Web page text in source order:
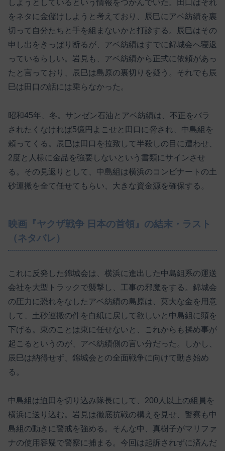
しようとしているという情報をつかんでいた。田口はそれ
をネタに金儲けしようと考えており、辰巳にアベ紡績を裏
切って自分たちと手を組まないかと打診する。辰巳はその
申し出をきっぱり断るが、アベ紡績はすでに錦城会へ寝返
っているらしい。岩見も、アベ紡績から正式に依頼があっ
たと言っており、辰巳は島原の裏切りを疑う。それでも辰
巳は田口の話には乗らなかった。
昭和45年、冬。サンゼン石油とアベ紡績は、不正をバラ
されたくなければ5億円よこせと田口に脅され、中島組を
頼ってくる。辰巳は田口を拉致して半殺しの目に遭わせ、
2度と人様に金品を強要しないという書類にサインさせ
る。その見返りとして、中島組は横浜のコンビナートの土
砂運搬を全て任せてもらい、大きな資金源を確保する。
映画『ヤクザ戦争 日本の首領』の結末・ラスト
（ネタバレ）
これに反発した錦城会は、横浜に進出した中島組系の運送
会社を大型トラックで襲撃し、工事の邪魔をする。錦城会
の圧力に恐れをなしたアベ紡績の島原は、莫大な金を用意
して、土砂運搬の件を白紙に戻して欲しいと中島組に頭を
下げる。東のことは東に任せないと、これからも揉め事が
起こるというのが、アベ紡績側の言い分だった。しかし、
辰巳は納得せず、錦城会との全面戦争に向けて動き始め
る。
中島組は迫田を切り込み隊長にして、200人以上の組員を
横浜に送り込む。岩見は徹底抗戦の構えを見せ、警察も中
島組の動きに警戒を強める。そんな中、真樹子がマリファ
ナの使用容疑で警察に捕まる。今回は起訴されずに済んだ